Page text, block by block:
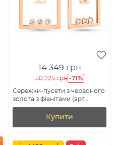
14 349 грн
50 225 грн -71%
Сережки-пусети з червоного
золота з фіанітами (арт.
109595)
Купити